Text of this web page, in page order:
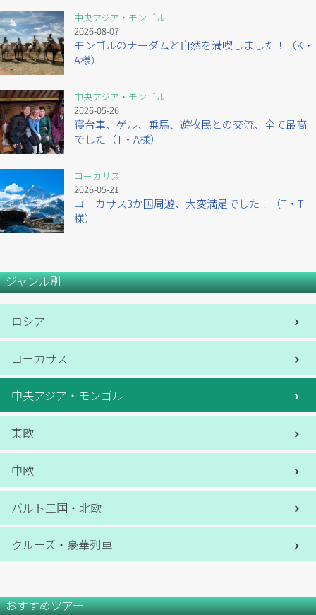
中央アジア・モンゴル
2026-08-07
モンゴルのナーダムと自然を満喫しました！（K・
A様）
中央アジア・モンゴル
2026-05-26
寝台車、ゲル、乗馬、遊牧民との交流、全て最高
でした（T・A様）
コーカサス
2026-05-21
コーカサス3か国周遊、大変満足でした！（T・T
様）
ジャンル別
ロシア
コーカサス
中央アジア・モンゴル
東欧
中欧
バルト三国・北欧
クルーズ・豪華列車
おすすめツアー